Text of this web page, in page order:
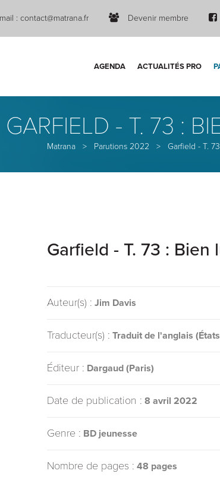
: contact@matrana.fr Devenir membre
AGENDA ACTUALITÉS PRO
GARFIELD - T. 73 :
Matrana> Parutions 2022 > Garfield - T.
Garfield - T. 73 : Bien
Auteur(s) : Jim Davis
Traducteur(s) : Traduit de l'anglais
Éditeur : Dargaud (Paris)
Date de publication : 8 avril 2022
Genre : BD jeunesse
Nombre de pages : 48 pages